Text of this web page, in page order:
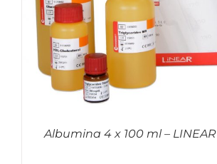
Albumina 4 x 100 ml – LINEAR